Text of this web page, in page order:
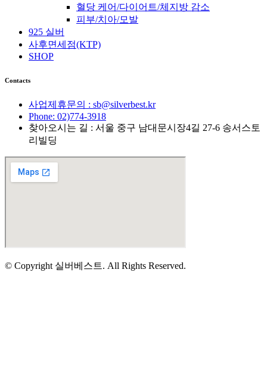
혈당 케어/다이어트/체지방 감소
피부/치아/모발
925 실버
사후면세점(KTP)
SHOP
Contacts
사업제휴문의 : sb@silverbest.kr
Phone: 02)774-3918
찾아오시는 길 : 서울 중구 남대문시장4길 27-6 송서스토
리빌딩
© Copyright 실버베스트. All Rights Reserved.